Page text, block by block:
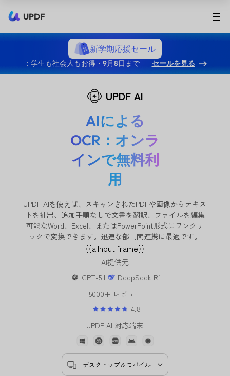
UPDF
新学期応援セール
：学生も社会人もお得・9月8日まで セールを見る
UPDF AI
AIによる
OCR：オンラ
インで無料利
用
UPDF AIを使えば、スキャンされたPDFや画像からテキス
トを抽出、追加手順なしで文書を翻訳、ファイルを編集
可能なWord、Excel、またはPowerPoint形式にワンクリ
ックで変換できます。迅速な部門間連携に最適です。
{{aiInputIframe}}
AI提供元
GPT-5 |
DeepSeek R1
4.8
UPDF AI 対応端末